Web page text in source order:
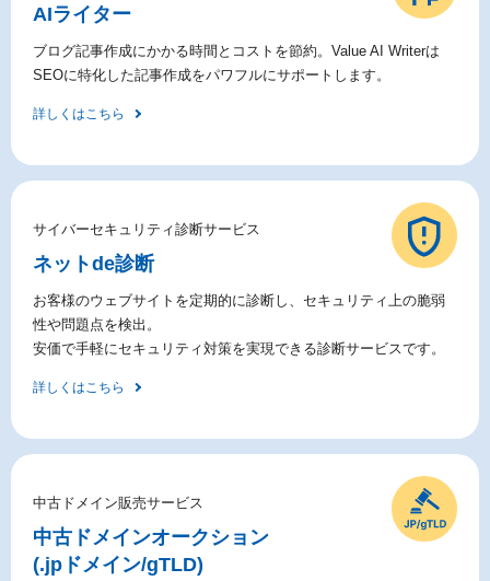
AIライター
ブログ記事作成にかかる時間とコストを節約。Value AI Writerは
SEOに特化した記事作成をパワフルにサポートします。
詳しくはこちら
サイバーセキュリティ診断サービス
ネットde診断
お客様のウェブサイトを定期的に診断し、セキュリティ上の脆弱
性や問題点を検出。
安価で手軽にセキュリティ対策を実現できる診断サービスです。
詳しくはこちら
中古ドメイン販売サービス
中古ドメインオークション
(.jpドメイン/gTLD)